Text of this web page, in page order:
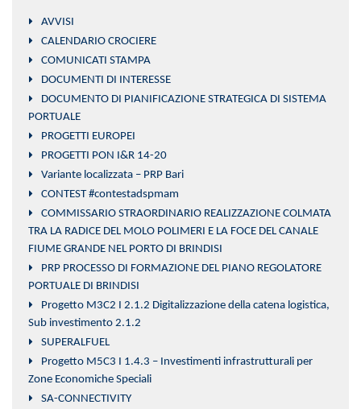
AVVISI
CALENDARIO CROCIERE
COMUNICATI STAMPA
DOCUMENTI DI INTERESSE
DOCUMENTO DI PIANIFICAZIONE STRATEGICA DI SISTEMA
PORTUALE
PROGETTI EUROPEI
PROGETTI PON I&R 14-20
Variante localizzata – PRP Bari
CONTEST #contestadspmam
COMMISSARIO STRAORDINARIO REALIZZAZIONE COLMATA
TRA LA RADICE DEL MOLO POLIMERI E LA FOCE DEL CANALE
FIUME GRANDE NEL PORTO DI BRINDISI
PRP PROCESSO DI FORMAZIONE DEL PIANO REGOLATORE
PORTUALE DI BRINDISI
Progetto M3C2 I 2.1.2 Digitalizzazione della catena logistica,
Sub investimento 2.1.2
SUPERALFUEL
Progetto M5C3 I 1.4.3 – Investimenti infrastrutturali per
Zone Economiche Speciali
SA-CONNECTIVITY